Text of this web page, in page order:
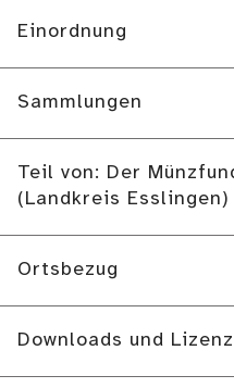
Einordnung
Sammlungen
Teil von: Der
(Landkreis Esslingen)
Ortsbezug
Downloads und